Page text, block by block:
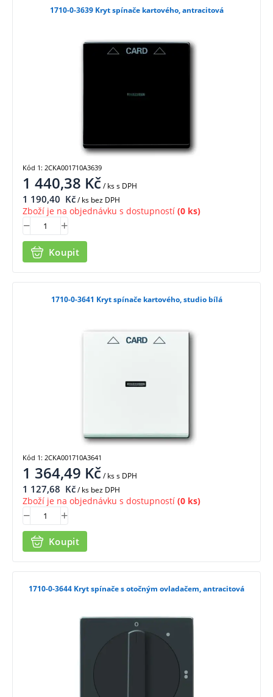
1710-0-3639 Kryt spínače kartového, antracitová
1 440,38 Kč/ kss DPH
1 190,40 Kč/ ks bez DPH
Zboží je na objednávku s dostupností (0 ks)
Koupit
Kód 1: 2CKA001710A3639
1710-0-3641 Kryt spínače kartového, studio bílá
1 364,49 Kč/ kss DPH
1 127,68 Kč/ ks bez DPH
Zboží je na objednávku s dostupností (0 ks)
Koupit
Kód 1: 2CKA001710A3641
1710-0-3644 Kryt spínače s otočným ovladačem, antracitová